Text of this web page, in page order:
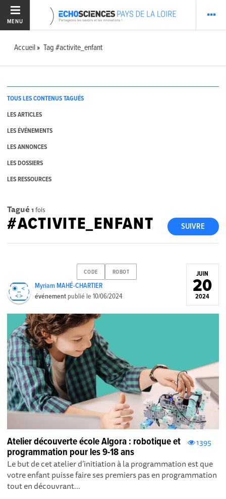
MENU
Accueil Tag #activite_enfant
TOUS LES CONTENUS TAGUÉS
LES ARTICLES
LES ÉVÉNEMENTS
LES ANNONCES
LES DOSSIERS
LES RESSOURCES
Tagué 1 fois
SUIVRE
#ACTIVITE_ENFANT
CODE ROBOT
Myriam MAHÉ-CHARTIER
événement publié le10/06/2024
JUIN
20
2024
1395
Atelier découverte école Algora : robotique et
programmation pour les 9-18 ans
Le but de cet atelier d’initiation à la programmation est que
votre enfant puisse faire ses premiers pas en programmation
tout en découvrant...